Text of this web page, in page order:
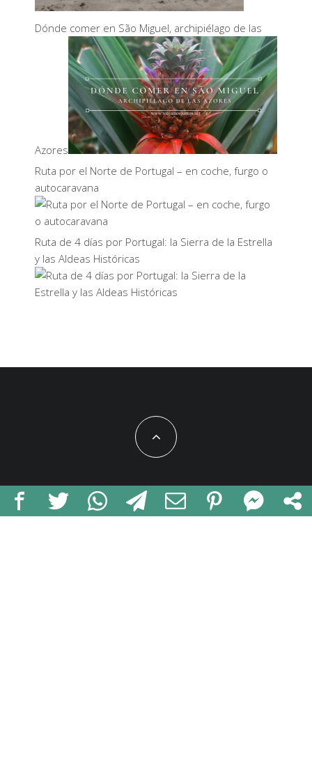
Dónde comer en São Miguel, archipiélago de las
Azores
Ruta por el Norte de Portugal – en coche, furgo o
autocaravana
Ruta de 4 días por Portugal: la Sierra de la Estrella
y las Aldeas Históricas